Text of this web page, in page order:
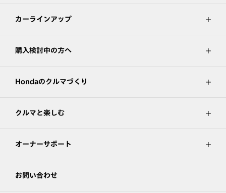
カーラインアップ
購入検討中の方へ
Hondaのクルマづくり
クルマと楽しむ
オーナーサポート
お問い合わせ